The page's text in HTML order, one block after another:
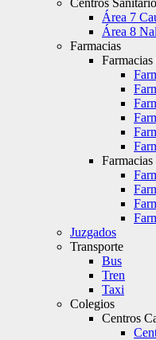
Centros
Área 7
Área 8
Farmacias
Juzgados
Transporte
Bus
Tren
Taxi
Colegios
Centros